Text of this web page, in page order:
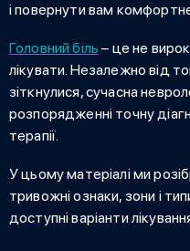
і повернути вам
Головний біль – це не
лікувати. Незалежно від
зіткнулися, сучасна
розпорядженні точну
терапії.
У цьому матеріалі ми
тривожні ознаки, зони і
доступні варіанти